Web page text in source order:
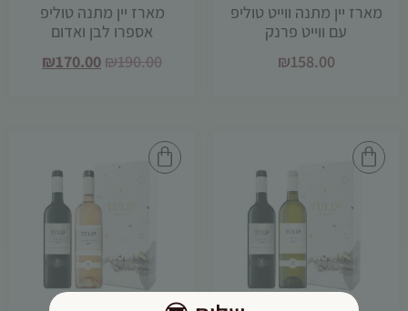
מארז יין מתנה ווייט טוליפ
עם ווייט פרנק
₪158.00
מארז יין מתנה טוליפ
אספרו לבן ואדום
₪190.00
₪170.00
חוויית
משתמש
מיטבית
במהלך
תסרב/י
אלו, חלק
באתר